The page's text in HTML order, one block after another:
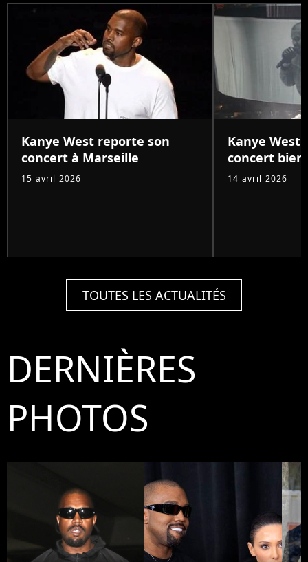
Kanye West reporte son
concert à Marseille
15 avril 2026
Kanye West
concert
14 avril 2026
TOUTES LES ACTUALITÉS
DERNIÈRES
PHOTOS